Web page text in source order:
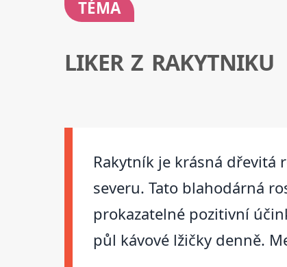
TÉMA
LIKER Z RAKYTNIKU
Rakytník je krásná dřevitá
severu. Tato blahodárná
prokazatelné pozitivní
půl kávové lžičky denně.